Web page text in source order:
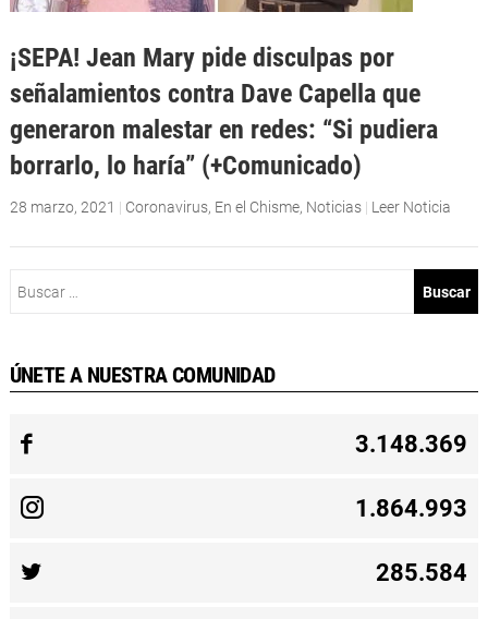
¡SEPA! Jean Mary pide disculpas por
señalamientos contra Dave Capella que
generaron malestar en redes: “Si pudiera
borrarlo, lo haría” (+Comunicado)
28 marzo, 2021 | Coronavirus, En el Chisme, Noticias | Leer Noticia
ÚNETE A NUESTRA COMUNIDAD
3.148.369
1.864.993
285.584